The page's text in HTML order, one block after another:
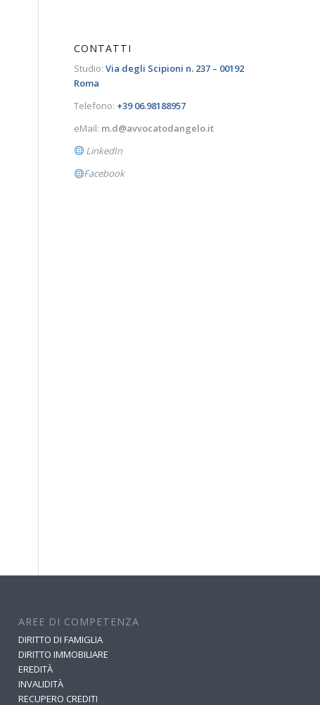
CONTATTI
Studio: Via degli Scipioni n. 237 – 00192
Roma
Telefono: +39 06.98188957
eMail: m.d@avvocatodangelo.it
LinkedIn
Facebook
AREE DI COMPETENZA
DIRITTO DI FAMIGLIA
DIRITTO IMMOBILIARE
EREDITÀ
INVALIDITÀ
RECUPERO CREDITI